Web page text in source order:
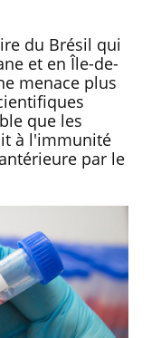
du Brésil qui
et en Île-de-
menace plus
que les
à l'immunité
par le